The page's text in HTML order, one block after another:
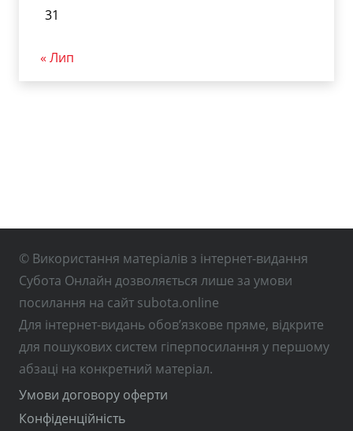
31
« Лип
© Використання матеріалів з інтернет-видання
Субота Онлайн дозволяється лише за умови
посилання на сайт subota.online
Для інтернет-видань обов’язкове пряме, відкрите
для пошукових систем гіперпосилання у першому
абзаці на конкретний матеріал.
Умови договору оферти
Конфіденційність